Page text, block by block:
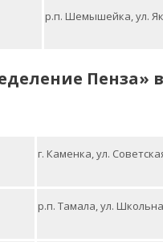
р.п. Шемышейка, ул.
Пенза»
г. Каменка, ул.
р.п. Тамала, ул.